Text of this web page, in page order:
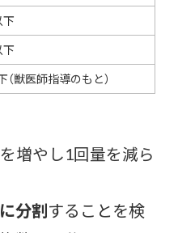
下
下
（獣医師指導のもと）
増やし1回量を減ら
分割することを検